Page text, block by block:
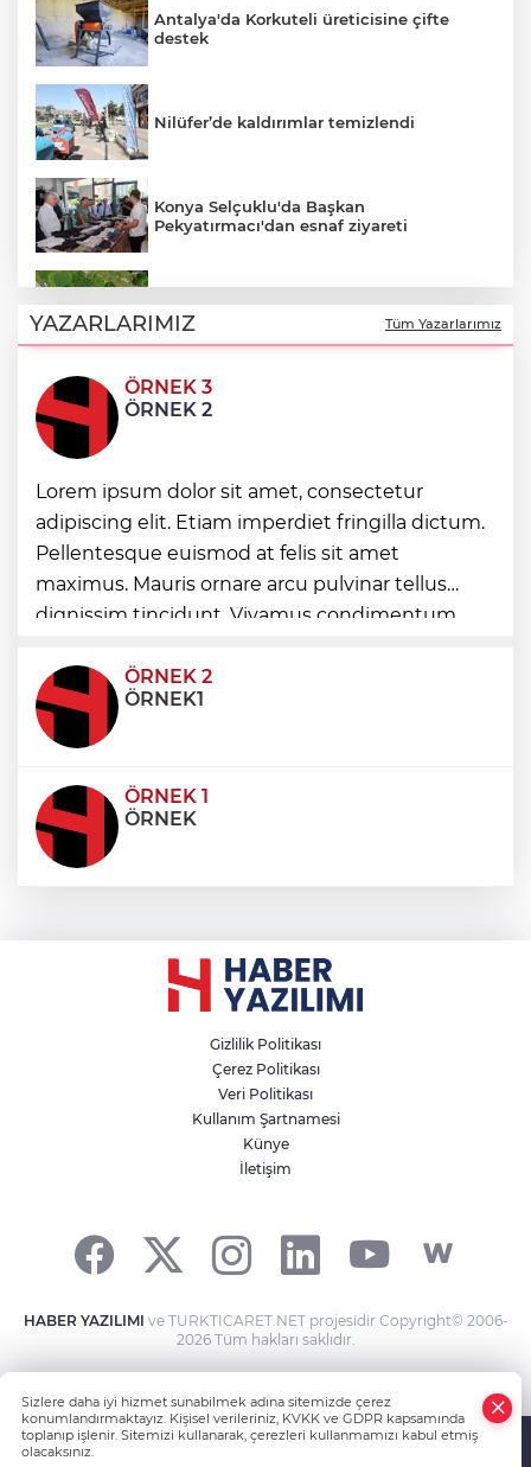
Antalya'da Korkuteli üreticisine çifte
destek
Nilüfer’de kaldırımlar temizlendi
Konya Selçuklu'da Başkan
Pekyatırmacı'dan esnaf ziyareti
konforuna kavuştu
Eskişehir Büyükşehir’den kırsal
mahallelere yol yatırımı
İstanbul Beylikdüzü’nde yaz spor kursları
devam ediyor
Konya'da Başkan Altay öğrencilerin
heyecanına ortak oldu
YAZARLARIMIZ Tüm Yazarlarımız
ÖRNEK 3
ÖRNEK 2
Lorem ipsum dolor sit amet, consectetur
adipiscing elit. Etiam imperdiet fringilla dictum.
Pellentesque euismod at felis sit amet
maximus. Mauris ornare arcu pulvinar tellus
dignissim tincidunt. Vivamus condimentum
condimentum eros et, faucibus sapien. Praese
ÖRNEK 2
ÖRNEK1
ÖRNEK 1
ÖRNEK
Gizlilik Politikası
Çerez Politikası
Veri Politikası
Kullanım Şartnamesi
Künye
İletişim
HABER YAZILIMI ve TURKTICARET.NET projesidir Copyright© 2006-
2026 Tüm hakları saklıdır.
Sizlere daha iyi hizmet sunabilmek adına sitemizde çerez
konumlandırmaktayız. Kişisel verileriniz, KVKK ve GDPR kapsamında
toplanıp işlenir. Sitemizi kullanarak, çerezleri kullanmamızı kabul etmiş
olacaksınız.